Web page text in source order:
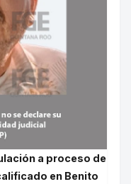
a proceso de
en Benito